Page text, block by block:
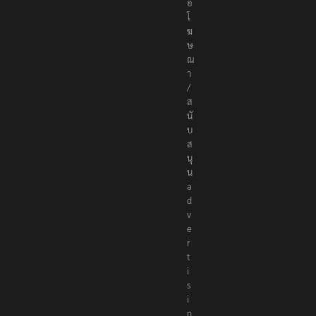
อ
โ
ฆ
ษ
ณ
า
/
ส
นั
บ
ส
นุ
น
a
d
v
e
r
t
i
s
i
n